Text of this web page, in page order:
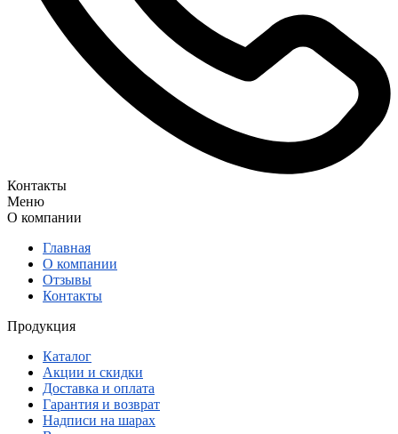
Контакты
Меню
О компании
Главная
О компании
Отзывы
Контакты
Продукция
Каталог
Акции и скидки
Доставка и оплата
Гарантия и возврат
Надписи на шарах